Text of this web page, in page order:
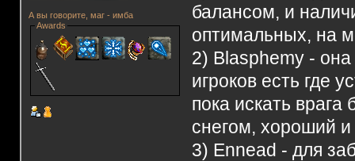
А вы говорите, маг - имба
Awards
балансом, и
оптимальных, на
2) Blasphemy -
игроков есть где
пока искать
снегом, хороший
3) Ennead - для